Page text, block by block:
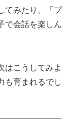
てみたり、「プ
で会話を楽しん
はこうしてみよ
も育まれるでし